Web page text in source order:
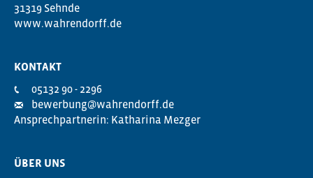
31319 Sehnde
www.wahrendorff.de
KONTAKT
05132 90 - 2296
bewerbung@wahrendorff.de
Ansprechpartnerin: Katharina Mezger
ÜBER UNS